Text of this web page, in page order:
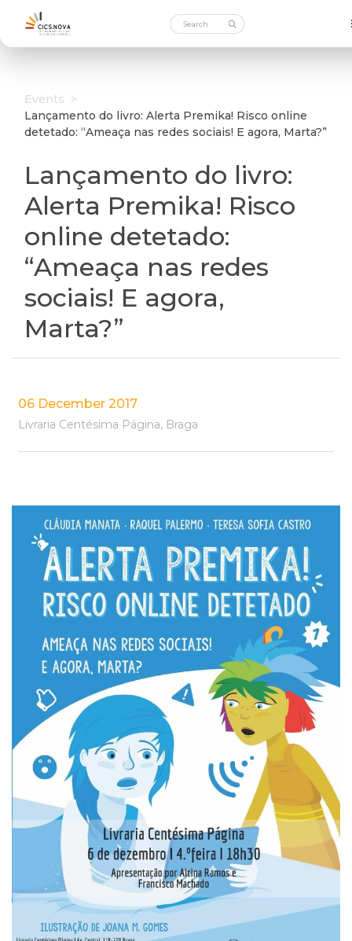
Events >
Lançamento do livro: Alerta Premika! Risco online
detetado: “Ameaça nas redes sociais! E agora, Marta?”
Lançamento do livro:
Alerta Premika! Risco
online detetado:
“Ameaça nas redes
sociais! E agora,
Marta?”
06 December 2017
Livraria Centésima Página, Braga